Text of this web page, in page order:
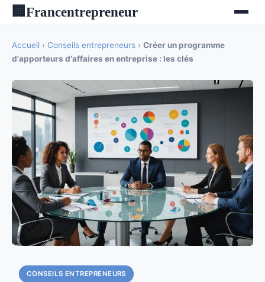
🏢 Francentrepreneur
Accueil › Conseils entrepreneurs › Créer un programme
d'apporteurs d'affaires en entreprise : les clés
CONSEILS ENTREPRENEURS